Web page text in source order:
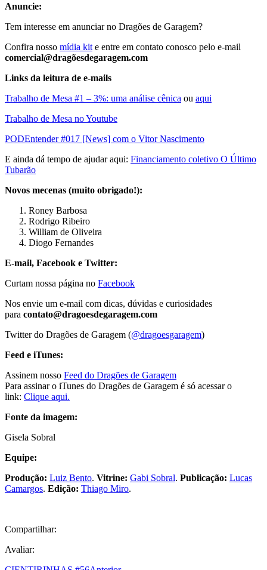
Anuncie:
Tem interesse em anunciar no Dragões de Garagem?
Confira nosso mídia kit e entre em contato conosco pelo e-mail
comercial@dragõesdegaragem.com
Links da leitura de e-mails
Trabalho de Mesa #1 – 3%: uma análise cênica ou aqui
Trabalho de Mesa no Youtube
PODEntender #017 [News] com o Vitor Nascimento
E ainda dá tempo de ajudar aqui: Financiamento coletivo O Último
Tubarão
Novos mecenas (muito obrigado!):
Roney Barbosa
Rodrigo Ribeiro
William de Oliveira
Diogo Fernandes
E-mail, Facebook e Twitter:
Curtam nossa página no Facebook
Nos envie um e-mail com dicas, dúvidas e curiosidades
para contato@dragoesdegaragem.com
Twitter do Dragões de Garagem (@dragoesgaragem)
Feed e iTunes:
Assinem nosso Feed do Dragões de Garagem
Para assinar o iTunes do Dragões de Garagem é só acessar o
link: Clique aqui.
Fonte da imagem:
Gisela Sobral
Equipe:
Produção: Luiz Bento. Vitrine: Gabi Sobral. Publicação: Lucas
Camargos. Edição: Thiago Miro.
Compartilhar:
Avaliar: